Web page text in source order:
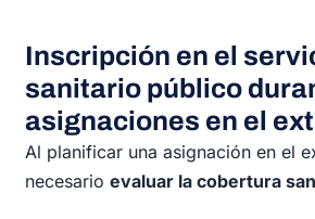
Inscripción en el
sanitario público
asignaciones en el
Al planificar una asignación en el
necesarioevaluar la cobertura